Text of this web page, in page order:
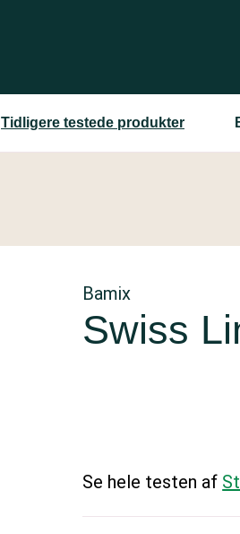
Tidligere testede produkter
Bamix
Swiss
Se hele testen af